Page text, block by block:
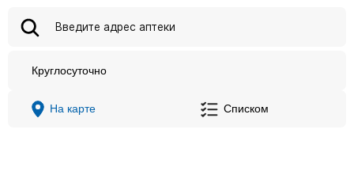
Круглосуточно
На карте Списком